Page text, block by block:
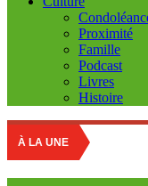
Proximité
Famille
Podcast
Livres
Histoire
À LA UNE